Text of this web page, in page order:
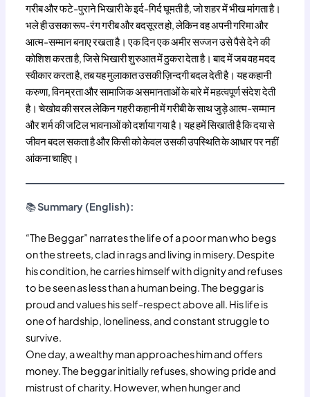
गरीब और फटे-पुराने भिखारी के इर्द-गिर्द घूमती है, जो शहर में भीख मांगता है।
भले ही उसका रूप-रंग गरीब और बदसूरत हो, लेकिन वह अपनी गरिमा और
आत्म-सम्मान बनाए रखता है। एक दिन एक अमीर सज्जन उसे पैसे देने की
कोशिश करता है, जिसे भिखारी शुरुआत में ठुकरा देता है। बाद में जब वह मदद
स्वीकार करता है, तब यह मुलाकात उसकी ज़िन्दगी बदल देती है। यह कहानी
करुणा, विनम्रता और सामाजिक असमानताओं के बारे में महत्वपूर्ण संदेश देती
है। चेखोव की सरल लेकिन गहरी कहानी में गरीबी के साथ जुड़े आत्म-सम्मान
और शर्म की जटिल भावनाओं को दर्शाया गया है। यह हमें सिखाती है कि दया से
जीवन बदल सकता है और किसी को केवल उसकी उपस्थिति के आधार पर नहीं
आंकना चाहिए।
📚Summary (English):
“The Beggar” narrates the life of a poor man who begs
on the streets, clad in rags and living in misery. Despite
his condition, he carries himself with dignity and refuses
to be seen as less than a human being. The beggar is
proud and values his self-respect above all. His life is
one of hardship, loneliness, and constant struggle to
survive.
One day, a wealthy man approaches him and offers
money. The beggar initially refuses, showing pride and
mistrust of charity. However, when hunger and